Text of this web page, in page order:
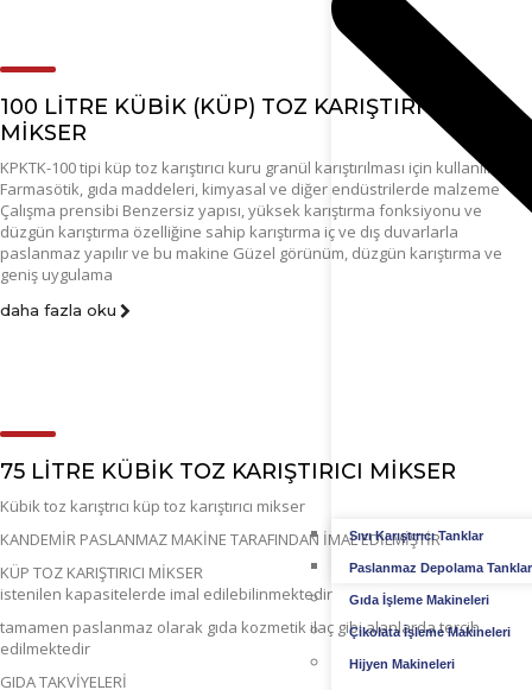
Sıvı Karıştırıcı Tanklar
Paslanmaz Depolama
Gıda İşleme Makineleri
Çikolata İşleme Makineleri
Hijyen Makineleri
100 LİTRE KÜBİK (KÜP) TOZ KARIŞTIRICI
MİKSER
KPKTK-100 tipi küp toz karıştırıcı kuru granül karıştırılması için kullanılır
Farmasötik, gıda maddeleri, kimyasal ve diğer endüstrilerde malzeme
Çalışma prensibi Benzersiz yapısı, yüksek karıştırma fonksiyonu ve
düzgün karıştırma özelliğine sahip karıştırma iç ve dış duvarlarla
paslanmaz yapılır ve bu makine Güzel görünüm, düzgün karıştırma ve
geniş uygulama
daha fazla oku
75 LİTRE KÜBİK TOZ KARIŞTIRICI MİKSER
Kübik toz karıştrıcı küp toz karıştırıcı mikser
KANDEMİR PASLANMAZ MAKİNE TARAFINDAN İMAL EDİLMİŞTİR
KÜP TOZ KARIŞTIRICI MİKSER
istenilen kapasitelerde imal edilebilinmektedir
tamamen paslanmaz olarak gıda kozmetik ilaç gibi alanlarda tercih
edilmektedir
GIDA TAKVİYELERİ